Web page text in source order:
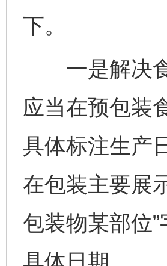
下。
一是解决食
应当在预包装
具体标注生产
在包装主要展
包装物某部位